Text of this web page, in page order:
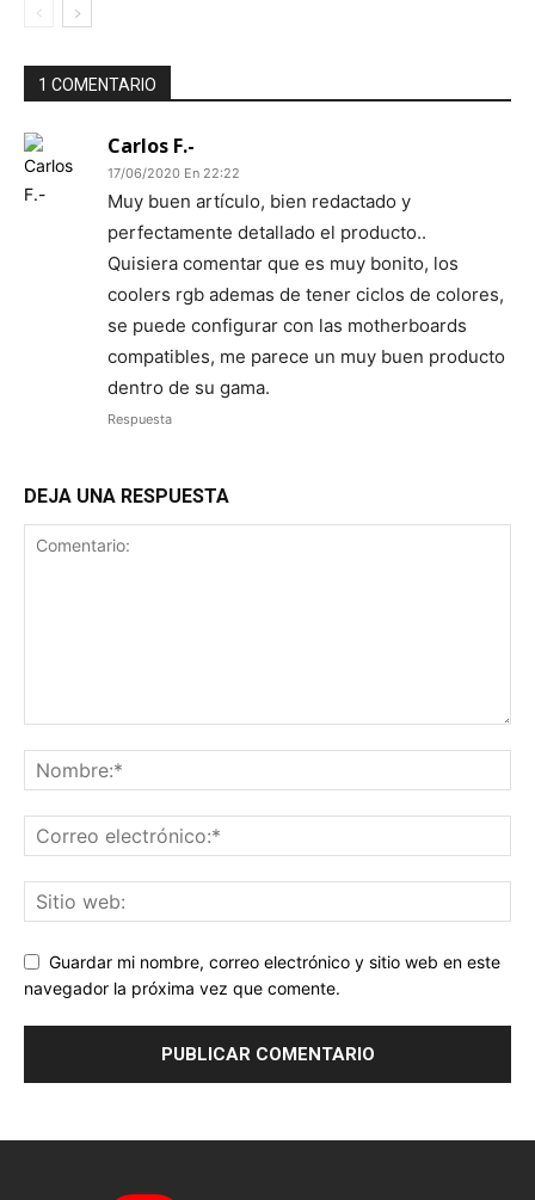
1 COMENTARIO
Carlos F.-
17/06/2020 En 22:22
Muy buen artículo, bien redactado y
perfectamente detallado el producto..
Quisiera comentar que es muy bonito, los
coolers rgb ademas de tener ciclos de colores,
se puede configurar con las motherboards
compatibles, me parece un muy buen producto
dentro de su gama.
Respuesta
DEJA UNA RESPUESTA
Guardar mi nombre, correo electrónico y sitio web en este
navegador la próxima vez que comente.